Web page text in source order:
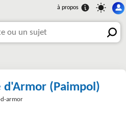
d'Armor (Paimpol)
d-armor